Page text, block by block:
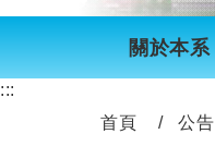
關於本系
:::
首頁
公告